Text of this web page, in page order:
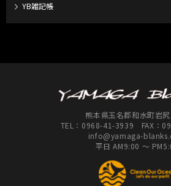
YB雑記帳
熊本県玉名郡和水町岩
TEL： 0968-41-3939 FAX：
info@yamaga-
平日 AM9:00 ～